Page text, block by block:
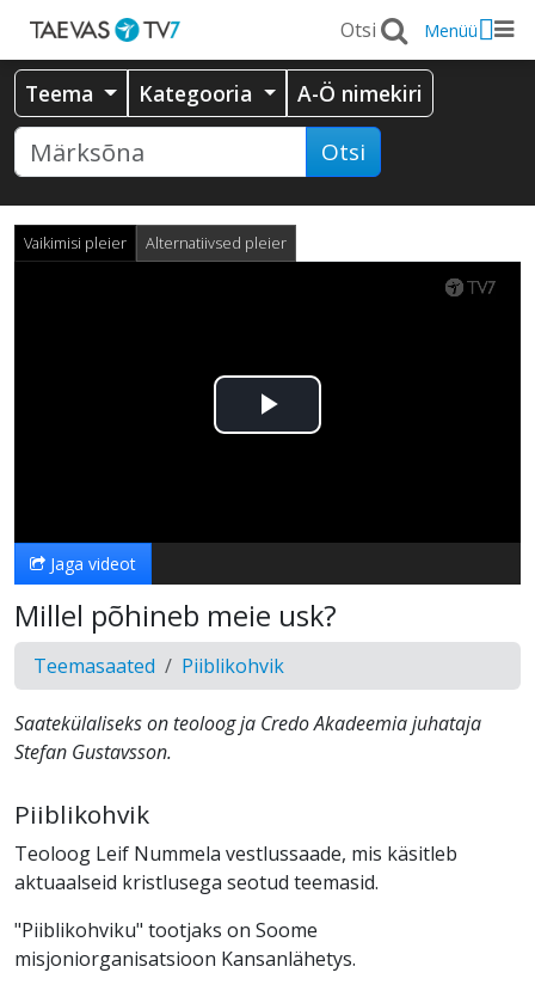
Menüü
Teema Kategooria A-Ö nimekiri
Otsi
Vaikimisi pleier Alternatiivsed pleier
Esita
Jaga videot
Millel põhineb meie usk?
Teemasaated Piiblikohvik
Saatekülaliseks on teoloog ja Credo Akadeemia juhataja
Stefan Gustavsson.
Piiblikohvik
Teoloog Leif Nummela vestlussaade, mis käsitleb
aktuaalseid kristlusega seotud teemasid.
"Piiblikohviku" tootjaks on Soome
misjoniorganisatsioon Kansanlähetys.